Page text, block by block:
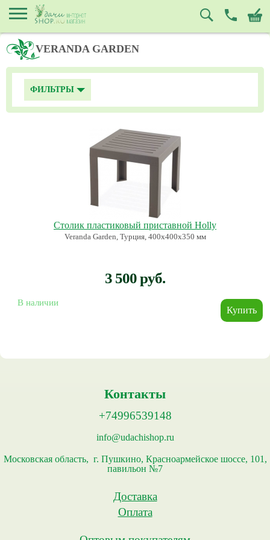
VERANDA GARDEN
ФИЛЬТРЫ
Столик пластиковый приставной Holly
Veranda Garden, Турция, 400х400х350 мм
3 500 руб.
В наличии
Контакты
+74996539148
info@udachishop.ru
Московская область, г. Пушкино, Красноармейское шоссе, 101,
павильон №7
Доставка
Оплата